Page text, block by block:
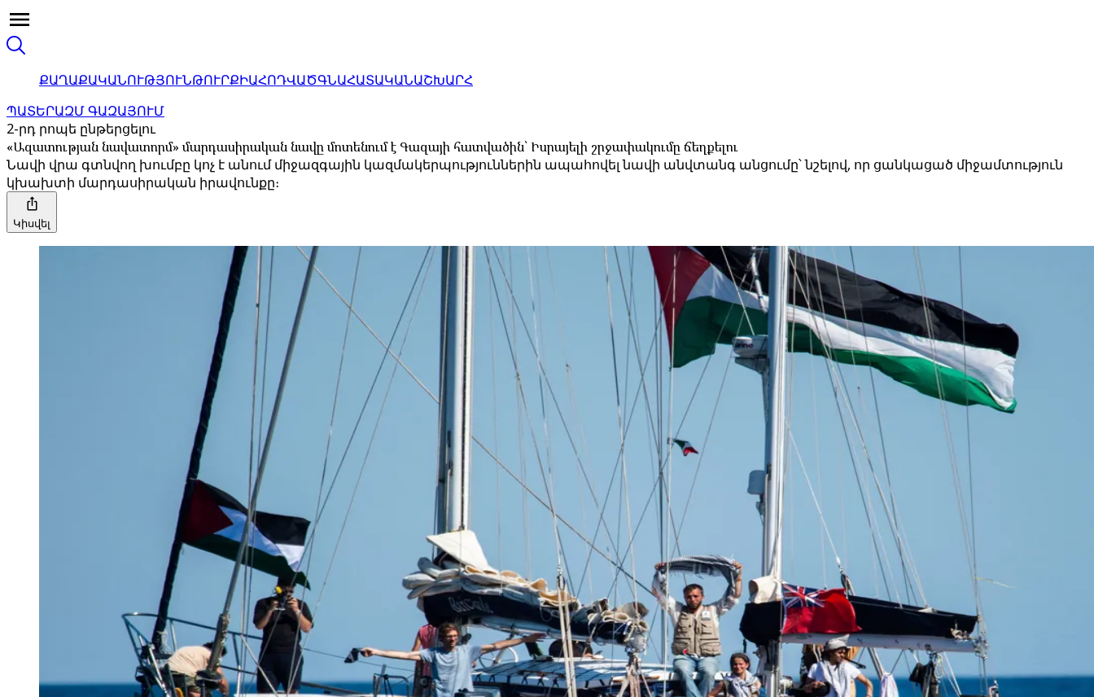
ՔԱՂԱՔԱԿԱՆՈՒԹՅՈՒՆԹՈՒՐՔԻԱՀՈԴՎԱԾԳՆԱՀԱՏԱԿԱՆԱՇԽԱՐՀ
ՊԱՏԵՐԱԶՄ ԳԱԶԱՅՈՒՄ
2-րդ րոպե ընթերցելու
«Ազատության նավատորմ» մարդասիրական նավը մոտենում է Գազայի հատվածին՝ Իսրայելի շրջափակումը ճեղքելու
Նավի վրա գտնվող խումբը կոչ է անում միջազգային կազմակերպություններին ապահովել նավի անվտանգ անցումը՝ նշելով, որ ցանկացած միջամտություն
կխախտի մարդասիրական իրավունքը։
Կիսվել